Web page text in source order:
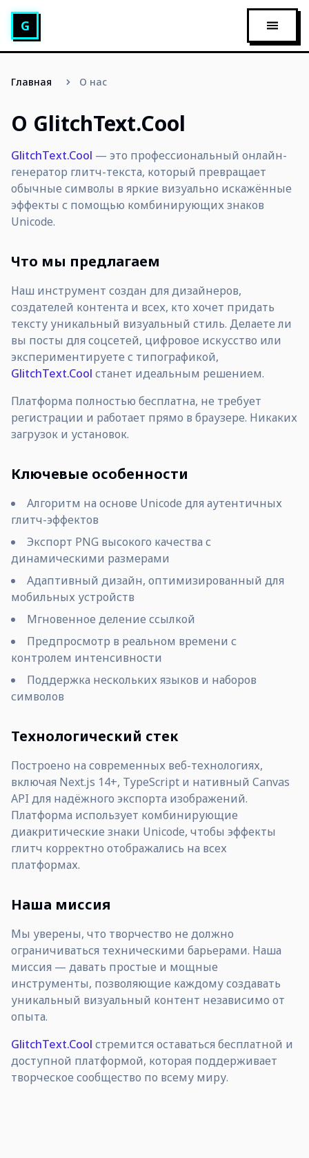
Генератор глитч-текста
G
Главная О нас
О GlitchText.Cool
GlitchText.Cool — это профессиональный онлайн-
генератор глитч-текста, который превращает
обычные символы в яркие визуально искажённые
эффекты с помощью комбинирующих знаков
Unicode.
Что мы предлагаем
Наш инструмент создан для дизайнеров,
создателей контента и всех, кто хочет придать
тексту уникальный визуальный стиль. Делаете ли
вы посты для соцсетей, цифровое искусство или
экспериментируете с типографикой,
GlitchText.Cool станет идеальным решением.
Платформа полностью бесплатна, не требует
регистрации и работает прямо в браузере. Никаких
загрузок и установок.
Ключевые особенности
Алгоритм на основе Unicode для аутентичных
глитч-эффектов
Экспорт PNG высокого качества с
динамическими размерами
Адаптивный дизайн, оптимизированный для
мобильных устройств
Мгновенное деление ссылкой
Предпросмотр в реальном времени с
контролем интенсивности
Поддержка нескольких языков и наборов
символов
Технологический стек
Построено на современных веб-технологиях,
включая Next.js 14+, TypeScript и нативный Canvas
API для надёжного экспорта изображений.
Платформа использует комбинирующие
диакритические знаки Unicode, чтобы эффекты
глитч корректно отображались на всех
платформах.
Наша миссия
Мы уверены, что творчество не должно
ограничиваться техническими барьерами. Наша
миссия — давать простые и мощные
инструменты, позволяющие каждому создавать
уникальный визуальный контент независимо от
опыта.
GlitchText.Cool стремится оставаться бесплатной и
доступной платформой, которая поддерживает
творческое сообщество по всему миру.